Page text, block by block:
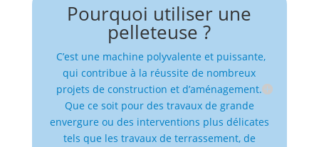
Pourquoi utiliser une
pelleteuse ?
C’est une machine polyvalente et puissante,
qui contribue à la réussite de nombreux
projets de construction et d’aménagement.
Que ce soit pour des travaux de grande
envergure ou des interventions plus délicates
tels que les travaux de terrassement, de